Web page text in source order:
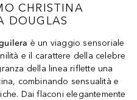
CHRISTINA
DOUGLAS
è un viaggio sensoriale
e il carattere della celebre
della linea riflette una
combinando sensualità e
Dai flaconi elegantemente